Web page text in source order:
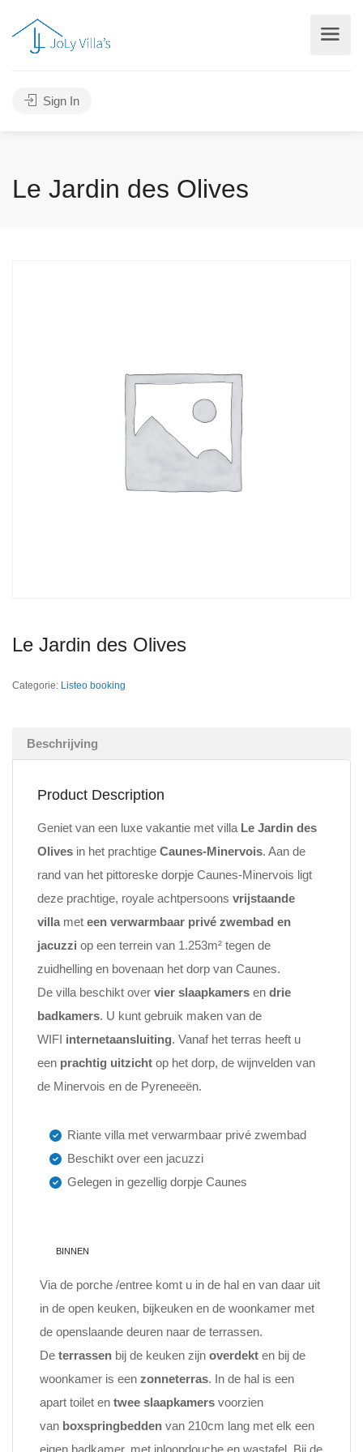
Sign In
Le Jardin des Olives
Le Jardin des Olives
Categorie: Listeo booking
Beschrijving
Product Description
Geniet van een luxe vakantie met villa Le Jardin des
Olives in het prachtige Caunes-Minervois. Aan de
rand van het pittoreske dorpje Caunes-Minervois ligt
deze prachtige, royale achtpersoons vrijstaande
villa met een verwarmbaar privé zwembad en
jacuzzi op een terrein van 1.253m² tegen de
zuidhelling en bovenaan het dorp van Caunes.
De villa beschikt over vier slaapkamers en drie
badkamers. U kunt gebruik maken van de
WIFI internetaansluiting. Vanaf het terras heeft u
een prachtig uitzicht op het dorp, de wijnvelden van
de Minervois en de Pyreneeën.
Riante villa met verwarmbaar privé zwembad
Beschikt over een jacuzzi
Gelegen in gezellig dorpje Caunes
BINNEN
Via de porche /entree komt u in de hal en van daar uit
in de open keuken, bijkeuken en de woonkamer met
de openslaande deuren naar de terrassen.
De terrassen bij de keuken zijn overdekt en bij de
woonkamer is een zonneterras. In de hal is een
apart toilet en twee slaapkamers voorzien
van boxspringbedden van 210cm lang met elk een
eigen badkamer, met inloopdouche en wastafel. Bij de